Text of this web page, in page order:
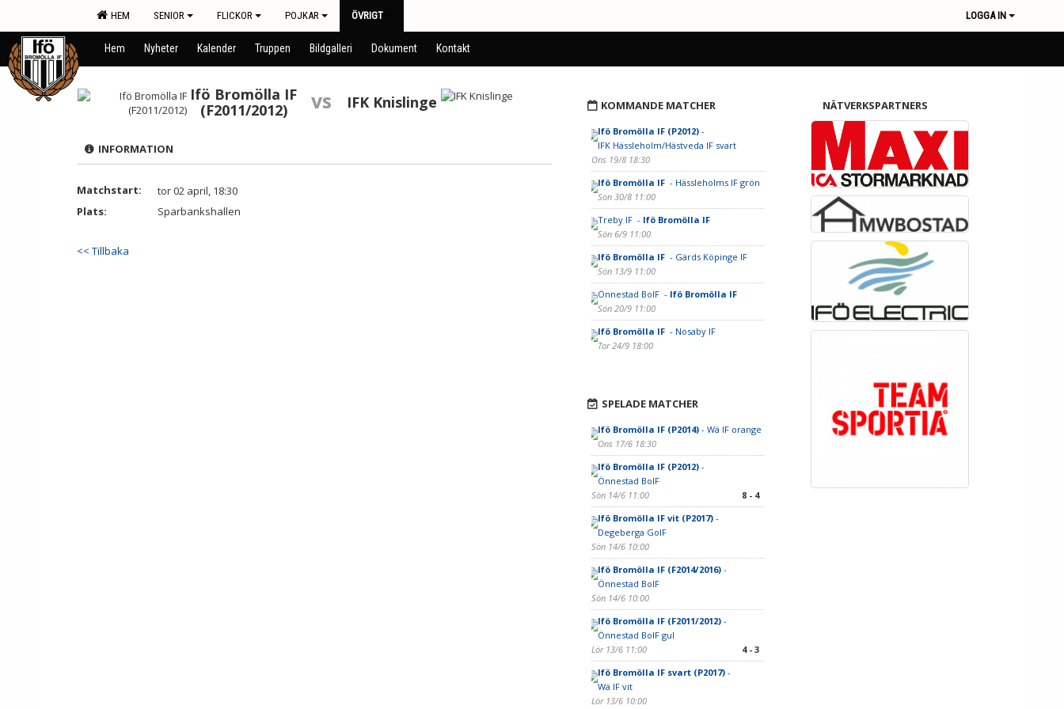
HEM SENIOR FLICKOR POJKAR ÖVRIGT LOGGA IN
Hem Nyheter Kalender Truppen Bildgalleri Dokument Kontakt
Ifö Bromölla IF
(F2011/2012)
vs IFK Knislinge
INFORMATION
Matchstart:
tor 02 april, 18:30
Plats:
Sparbankshallen
<< Tillbaka
KOMMANDE MATCHER
Ifö Bromölla IF (P2012)-
IFK Hässleholm/Hästveda IF svart
Ons 19/8 18:30
Ifö Bromölla IF - Hässleholms IF grön
Sön 30/8 11:00
Treby IF - Ifö Bromölla IF
Sön 6/9 11:00
Ifö Bromölla IF - Gärds Köpinge IF
Sön 13/9 11:00
Önnestad BoIF - Ifö Bromölla IF
Sön 20/9 11:00
Ifö Bromölla IF - Nosaby IF
Tor 24/9 18:00
SPELADE MATCHER
Ifö Bromölla IF (P2014)- Wä IF orange
Ons 17/6 18:30
Ifö Bromölla IF (P2012)-
Önnestad BoIF
Sön 14/6 11:00
8 - 4
Ifö Bromölla IF vit (P2017)-
Degeberga GoIF
Sön 14/6 10:00
Ifö Bromölla IF (F2014/2016)-
Önnestad BoIF
Sön 14/6 10:00
Ifö Bromölla IF (F2011/2012)-
Önnestad BoIF gul
Lör 13/6 11:00
4 - 3
Ifö Bromölla IF svart (P2017)-
Wä IF vit
Lör 13/6 10:00
NÄTVERKSPARTNERS